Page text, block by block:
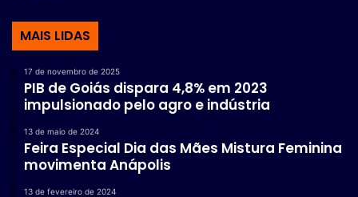
MAIS LIDAS
17 de novembro de 2025
PIB de Goiás dispara 4,8% em 2023
impulsionado pelo agro e indústria
13 de maio de 2024
Feira Especial Dia das Mães Mistura Feminina
movimenta Anápolis
13 de fevereiro de 2024